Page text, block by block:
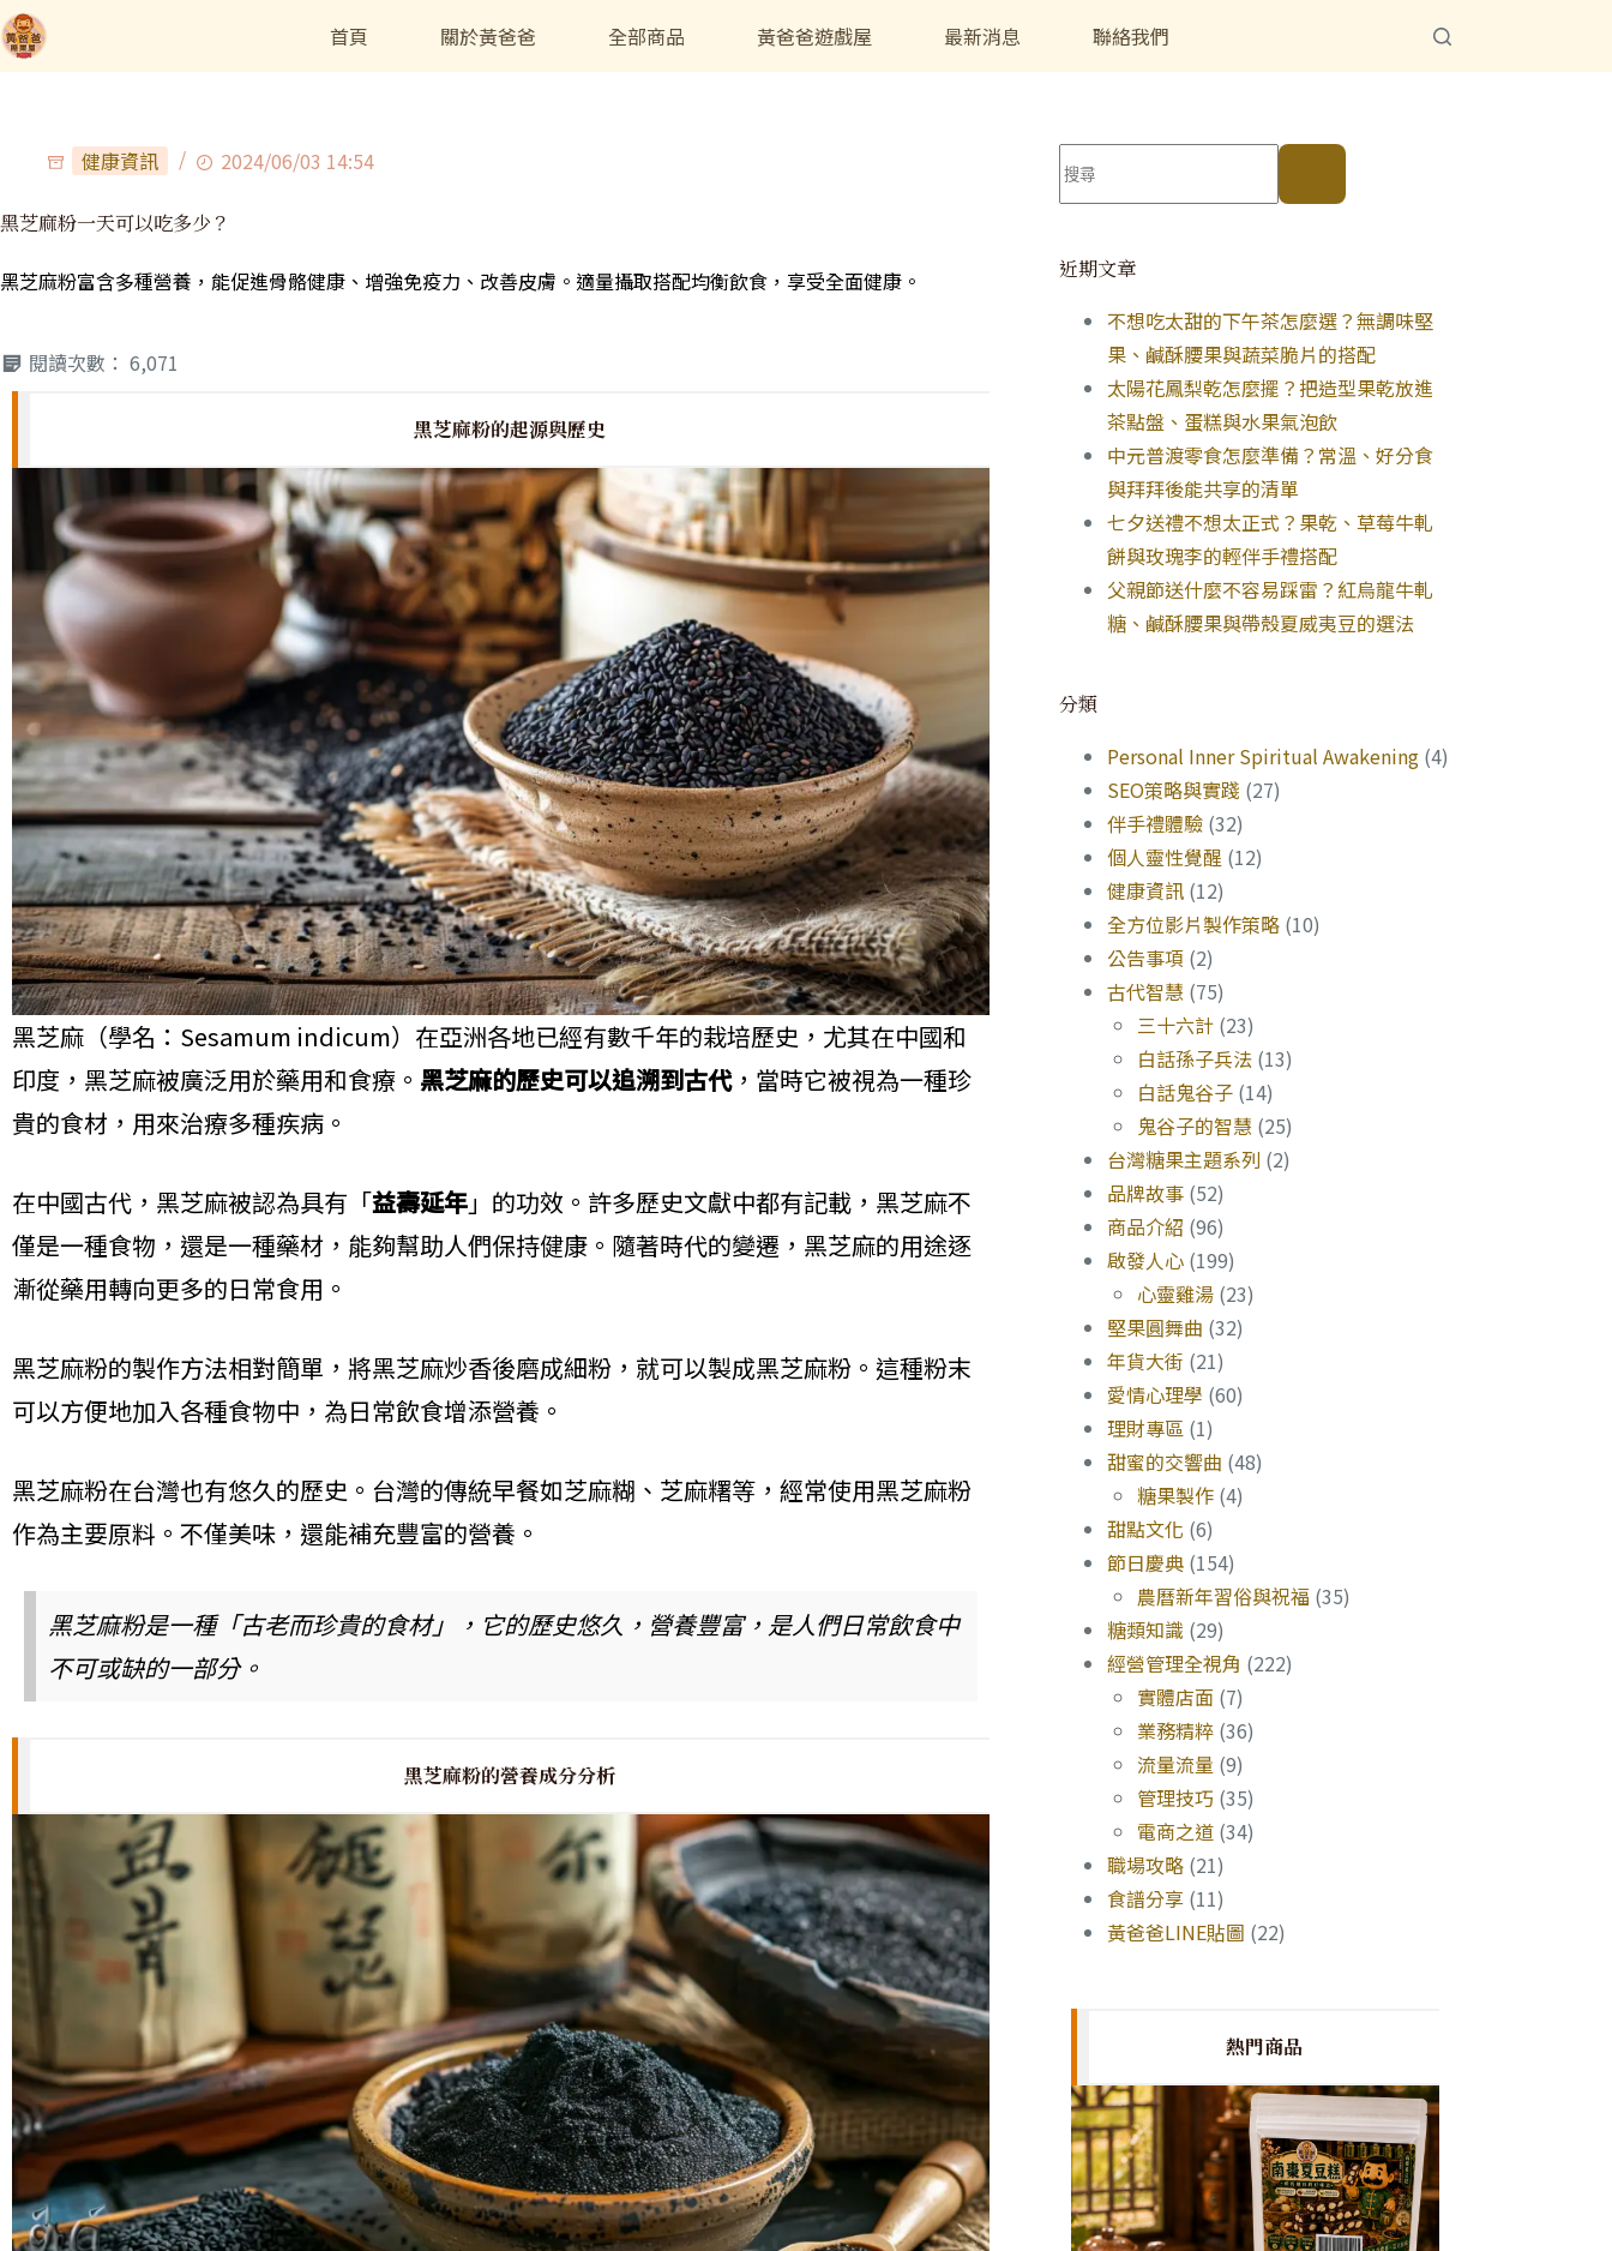
首頁 關於黃爸爸 全部商品 黃爸爸遊戲屋 最新消息 聯絡我們
健康資訊 2024/06/03 14:54
黑芝麻粉一天可以吃多少？
黑芝麻粉富含多種營養，能促進骨骼健康、增強免疫力、改善皮膚。適量攝取搭配均衡飲食，享受全面健康。
閱讀次數： 6,071
黑芝麻粉的起源與歷史
黑芝麻（學名：Sesamum indicum）在亞洲各地已經有數千年的栽培歷史，尤其在中國和
印度，黑芝麻被廣泛用於藥用和食療。 黑芝麻的歷史可以追溯到古代，當時它被視為一種珍
貴的食材，用來治療多種疾病。
在中國古代，黑芝麻被認為具有「益壽延年」的功效。許多歷史文獻中都有記載，黑芝麻不
僅是一種食物，還是一種藥材，能夠幫助人們保持健康。隨著時代的變遷，黑芝麻的用途逐
漸從藥用轉向更多的日常食用。
黑芝麻粉的製作方法相對簡單，將黑芝麻炒香後磨成細粉，就可以製成黑芝麻粉。這種粉末
可以方便地加入各種食物中，為日常飲食增添營養。
黑芝麻粉在台灣也有悠久的歷史。台灣的傳統早餐如芝麻糊、芝麻糬等，經常使用黑芝麻粉
作為主要原料。不僅美味，還能補充豐富的營養。
黑芝麻粉是一種「古老而珍貴的食材」，它的歷史悠久，營養豐富，是人們日常飲食中
不可或缺的一部分。
黑芝麻粉的營養成分分析
近期文章
不想吃太甜的下午茶怎麼選？無調味堅
果、鹹酥腰果與蔬菜脆片的搭配
太陽花鳳梨乾怎麼擺？把造型果乾放進
茶點盤、蛋糕與水果氣泡飲
中元普渡零食怎麼準備？常溫、好分食
與拜拜後能共享的清單
七夕送禮不想太正式？果乾、草莓牛軋
餅與玫瑰李的輕伴手禮搭配
父親節送什麼不容易踩雷？紅烏龍牛軋
糖、鹹酥腰果與帶殼夏威夷豆的選法
分類
Personal Inner Spiritual Awakening (4)
SEO策略與實踐 (27)
伴手禮體驗 (32)
個人靈性覺醒 (12)
健康資訊 (12)
全方位影片製作策略 (10)
公告事項 (2)
古代智慧 (75)
三十六計 (23)
白話孫子兵法 (13)
白話鬼谷子 (14)
鬼谷子的智慧 (25)
台灣糖果主題系列 (2)
品牌故事 (52)
商品介紹 (96)
啟發人心 (199)
心靈雞湯 (23)
堅果圓舞曲 (32)
年貨大街 (21)
愛情心理學 (60)
理財專區 (1)
甜蜜的交響曲 (48)
糖果製作 (4)
甜點文化 (6)
節日慶典 (154)
農曆新年習俗與祝福 (35)
糖類知識 (29)
經營管理全視角 (222)
實體店面 (7)
業務精粹 (36)
流量流量 (9)
管理技巧 (35)
電商之道 (34)
職場攻略 (21)
食譜分享 (11)
黃爸爸LINE貼圖 (22)
熱門商品